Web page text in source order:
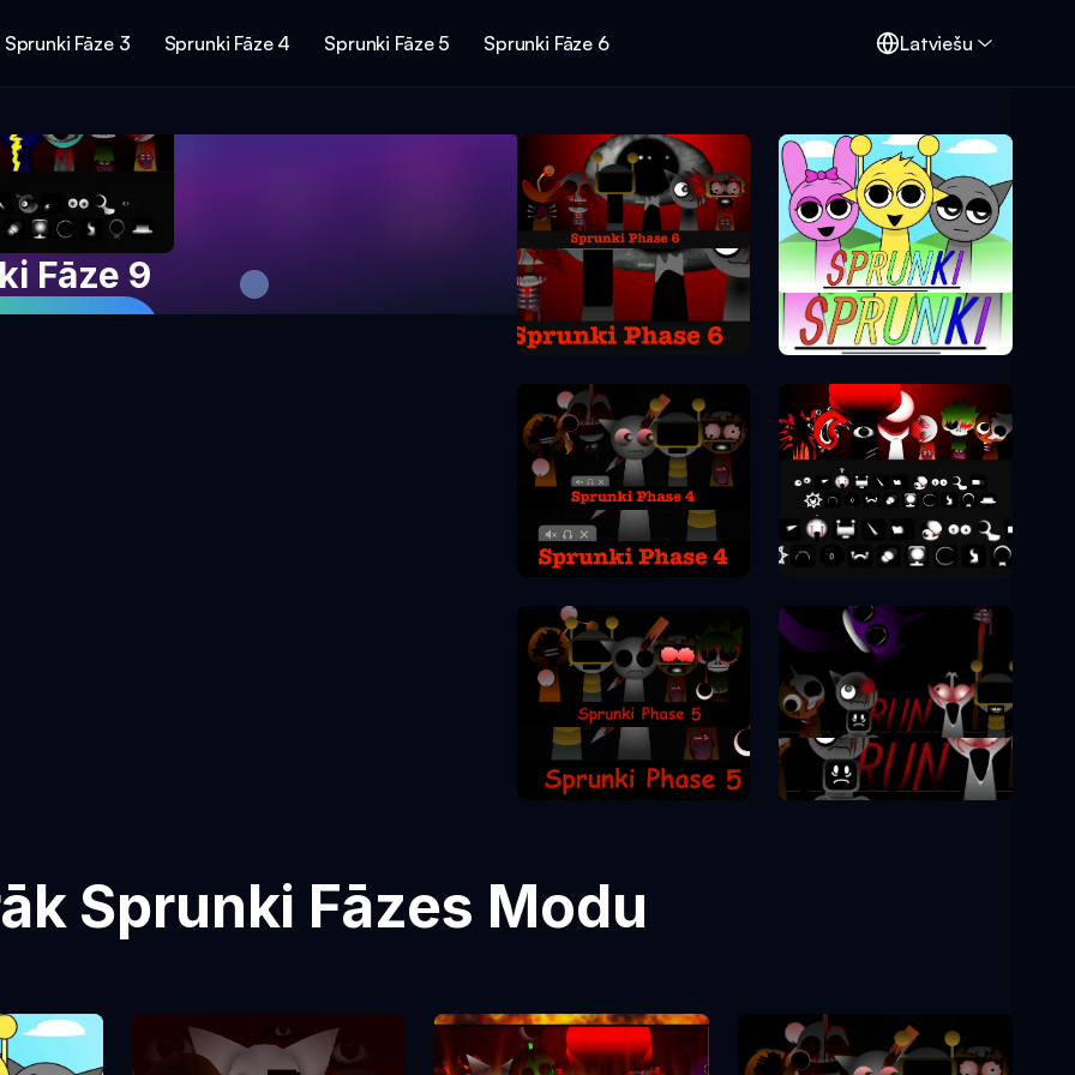
Sprunki Fāze 3 Sprunki Fāze 4 Sprunki Fāze 5 Sprunki Fāze 6 Latviešu
Fāze 9 Sprunki Fāze 6
Sprunki Fāze 1
Sprunki Fāze 4 Sprunki Fāze 8
Sprunki Fāze 5
Sprunki Fāze 7
Sprunki Fāzes Modu